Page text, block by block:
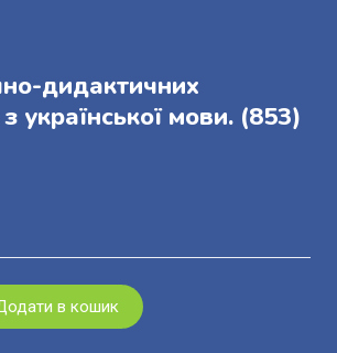
дидактичних
української мови. (853)
в кошик